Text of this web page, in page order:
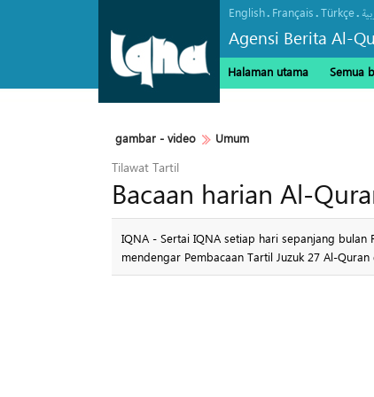
English. Français.Türkçe.
Agensi Berita Al-
Halaman utama Semua
gambar - video Umum
Tilawat Tartil
Bacaan harian Al-
IQNA - Sertai IQNA setiap hari sepanjang
mendengar Pembacaan Tartil Juzuk 27 Al-Quran